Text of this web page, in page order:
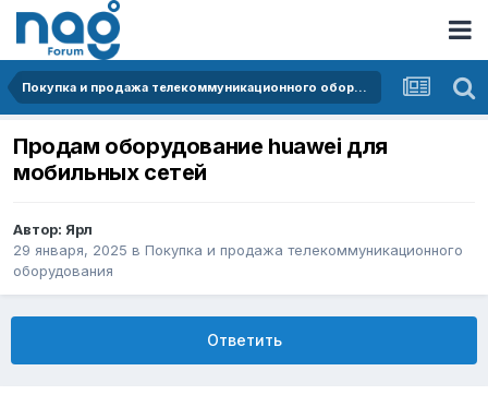
Покупка и продажа телекоммуникационного оборудования
Продам оборудование huawei для
мобильных сетей
Автор: Ярл
29 января, 2025 в Покупка и продажа телекоммуникационного
оборудования
Ответить